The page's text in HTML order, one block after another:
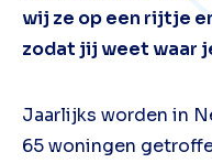
wij ze op een rijtje
zodat jij weet waar
Jaarlijks worden in
65 woningen